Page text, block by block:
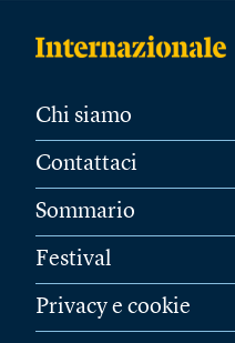
Chi siamo
Contattaci
Sommario
Festival
Privacy e cookie